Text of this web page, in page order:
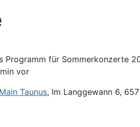
Programm für Sommerkonzerte
vor
Taunus, Im Langgewann 6,